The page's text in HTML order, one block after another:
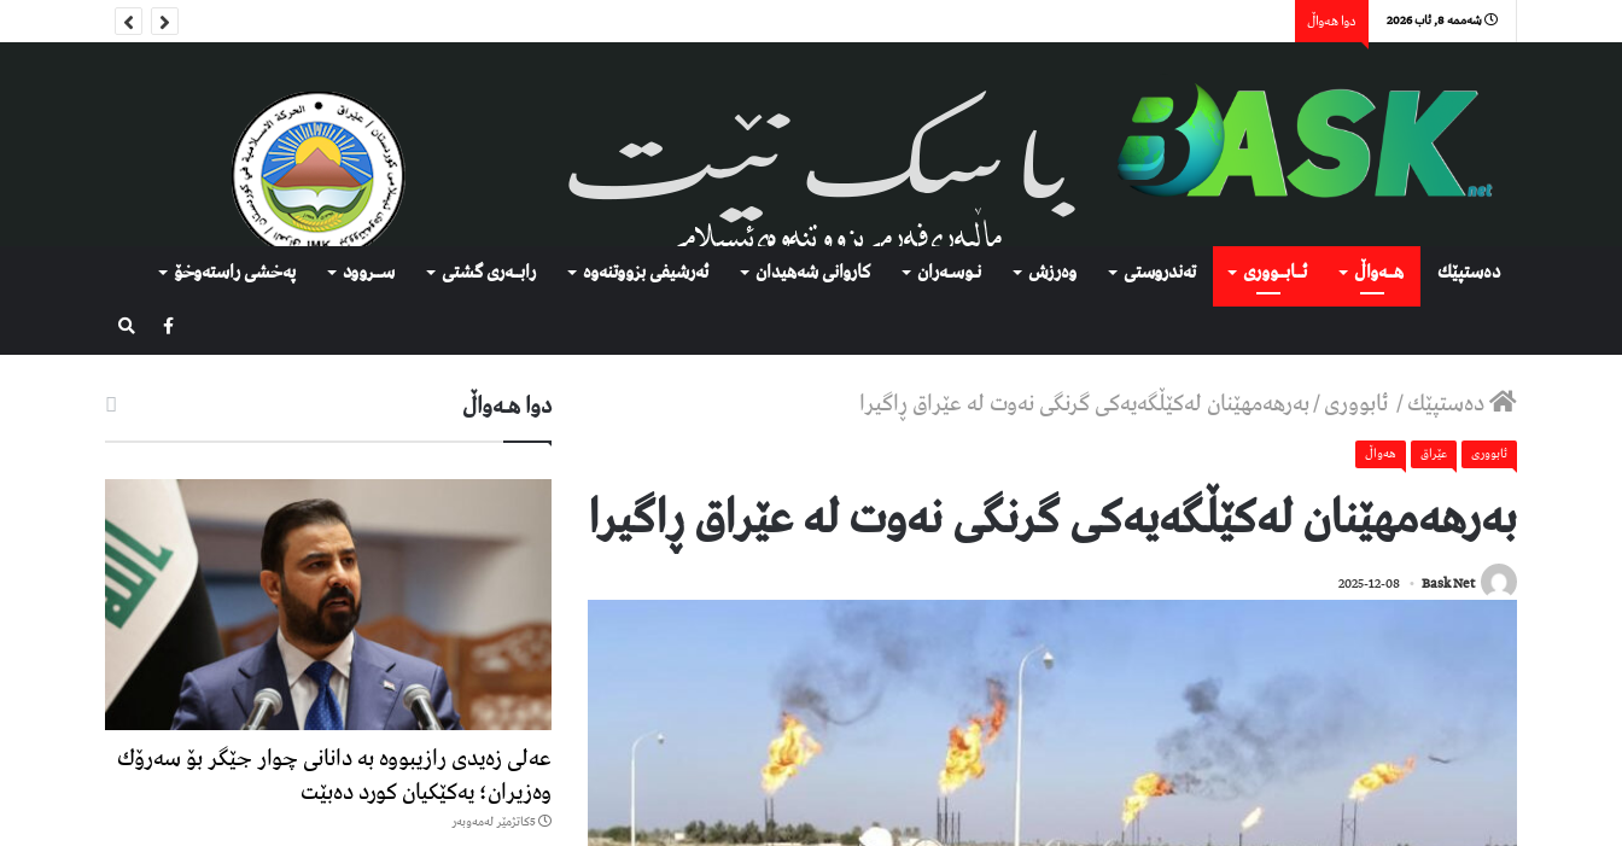
شەممە 8, ئاب 2026 دوا هەواڵ
دەستپێك هــەواڵ ئــابــووری تەندروستی وەرزش نـوسـەران كاروانی شەهیدان ئەرشیفى بزووتنەوە رابــه‌ری گشتی ســروود په‌خشی راسته‌وخۆ
گەڕان
دەستپێك/ ئابووری/بەرهەمهێنان لەکێڵگەیەکی گرنگی نەوت لە عێراق ڕاگیرا
ئابووری عێراق هەواڵ
بەرهەمهێنان لەکێڵگەیەکی گرنگی نەوت لە عێراق ڕاگیرا
Bask Net
2025-12-08
دوا هـه‌واڵ
عەلی زەیدی رازیبووە بە دانانی چوار جێگر بۆ سەرۆك
وەزیران؛ یەكێكیان كورد دەبێت
5كاتژمێر لەمەوبەر